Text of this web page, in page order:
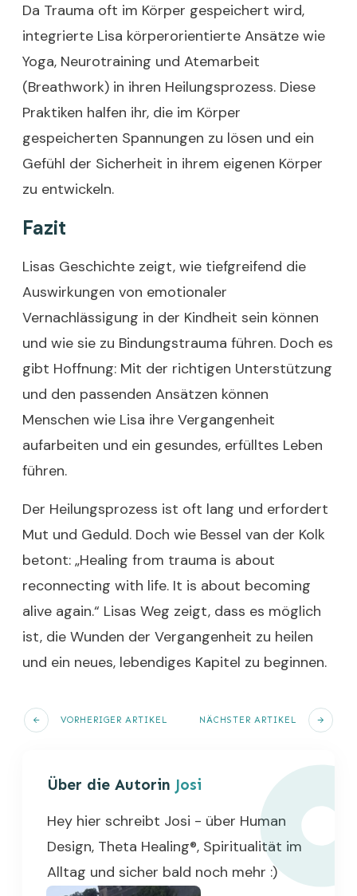
Da Trauma oft im Körper gespeichert wird,
integrierte Lisa körperorientierte Ansätze wie
Yoga, Neurotraining und Atemarbeit
(Breathwork) in ihren Heilungsprozess. Diese
Praktiken halfen ihr, die im Körper
gespeicherten Spannungen zu lösen und ein
Gefühl der Sicherheit in ihrem eigenen Körper
zu entwickeln.
Fazit
Lisas Geschichte zeigt, wie tiefgreifend die
Auswirkungen von emotionaler
Vernachlässigung in der Kindheit sein können
und wie sie zu Bindungstrauma führen. Doch es
gibt Hoffnung: Mit der richtigen Unterstützung
und den passenden Ansätzen können
Menschen wie Lisa ihre Vergangenheit
aufarbeiten und ein gesundes, erfülltes Leben
führen.
Der Heilungsprozess ist oft lang und erfordert
Mut und Geduld. Doch wie Bessel van der Kolk
betont: „Healing from trauma is about
reconnecting with life. It is about becoming
alive again.“ Lisas Weg zeigt, dass es möglich
ist, die Wunden der Vergangenheit zu heilen
und ein neues, lebendiges Kapitel zu beginnen.
VORHERIGER ARTIKEL NÄCHSTER ARTIKEL
Über die Autorin Josi
Hey hier schreibt Josi - über Human
Design, Theta Healing®, Spiritualität im
Alltag und sicher bald noch mehr :)